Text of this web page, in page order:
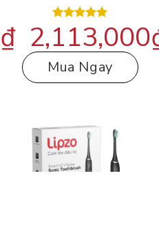
₫
Được xếp
5.00
5 sao
2,113,000
Mua Ngay